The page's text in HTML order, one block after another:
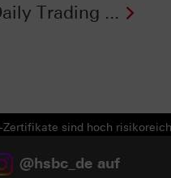
Trading ...
sind hoch
@hsbc_de auf